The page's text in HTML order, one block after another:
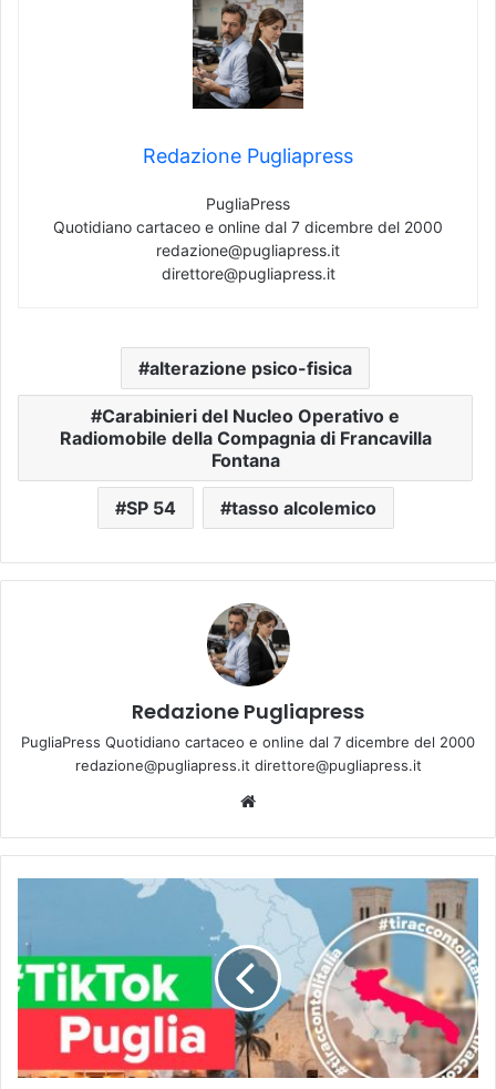
Redazione Pugliapress
PugliaPress
Quotidiano cartaceo e online dal 7 dicembre del 2000
redazione@pugliapress.it
direttore@pugliapress.it
alterazione psico-fisica
Carabinieri del Nucleo Operativo e
Radiomobile della Compagnia di Francavilla
Fontana
SP 54 tasso alcolemico
Redazione Pugliapress
PugliaPress Quotidiano cartaceo e online dal 7 dicembre del 2000
redazione@pugliapress.it direttore@pugliapress.it
te
i
v
a
P